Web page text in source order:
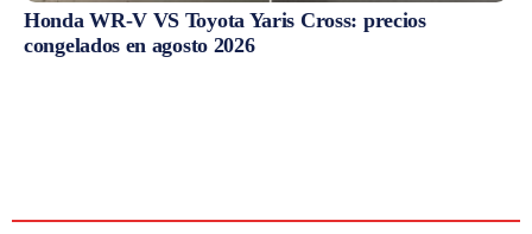
Honda WR-V VS Toyota Yaris Cross: precios
congelados en agosto 2026